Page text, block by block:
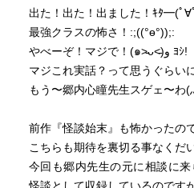
出た！出た！出ました！ｷﾀ━(ﾟ
最強クラスの怖さ！:;((°ө°));:
やべーぞ！マジで！(๑˃̵ᴗ˂̵)و ﾖｼ!
マジこれ実話？って思うぐらい
もう〜郷内心瞳先生スゲェ〜わ(
前作『怪談始末』も怖かったの
こちらも期待を裏切る事なくだ
今回も郷内先生の元に相談に